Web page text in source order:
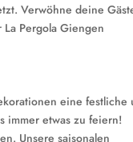
Verwöhne deine
Pergola Giengen
eine festliche
immer etwas zu feiern!
Unsere saisonalen